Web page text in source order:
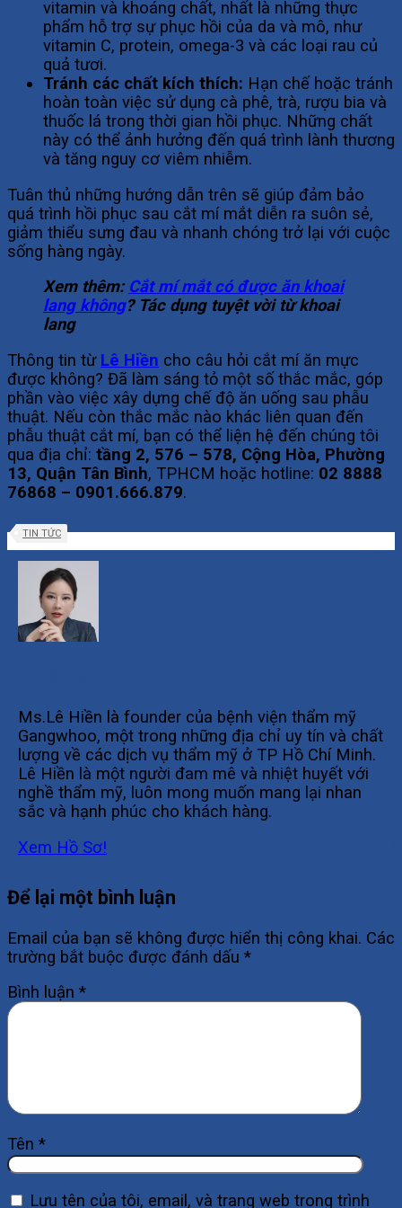
vitamin và khoáng chất, nhất là những thực
phẩm hỗ trợ sự phục hồi của da và mô, như
vitamin C, protein, omega-3 và các loại rau củ
quả tươi.
Tránh các chất kích thích: Hạn chế hoặc tránh
hoàn toàn việc sử dụng cà phê, trà, rượu bia và
thuốc lá trong thời gian hồi phục. Những chất
này có thể ảnh hưởng đến quá trình lành thương
và tăng nguy cơ viêm nhiễm.
Tuân thủ những hướng dẫn trên sẽ giúp đảm bảo
quá trình hồi phục sau cắt mí mắt diễn ra suôn sẻ,
giảm thiểu sưng đau và nhanh chóng trở lại với cuộc
sống hàng ngày.
Xem thêm: Cắt mí mắt có được ăn khoai
lang không? Tác dụng tuyệt vời từ khoai
lang
Thông tin từ Lê Hiền cho câu hỏi cắt mí ăn mực
được không? Đã làm sáng tỏ một số thắc mắc, góp
phần vào việc xây dựng chế độ ăn uống sau phẫu
thuật. Nếu còn thắc mắc nào khác liên quan đến
phẫu thuật cắt mí, bạn có thể liện hệ đến chúng tôi
qua địa chỉ: tầng 2, 576 – 578, Cộng Hòa, Phường
13, Quận Tân Bình, TPHCM hoặc hotline: 02 8888
76868 – 0901.666.879.
TIN TỨC
Ms.Lê Hiền là founder của bệnh viện thẩm mỹ
Gangwhoo, một trong những địa chỉ uy tín và chất
lượng về các dịch vụ thẩm mỹ ở TP Hồ Chí Minh.
Lê Hiền là một người đam mê và nhiệt huyết với
nghề thẩm mỹ, luôn mong muốn mang lại nhan
sắc và hạnh phúc cho khách hàng.
Xem Hồ Sơ!
Để lại một bình luận
Email của bạn sẽ không được hiển thị công khai. Các
trường bắt buộc được đánh dấu *
Bình luận *
Tên *
Lưu tên của tôi, email, và trang web trong trình